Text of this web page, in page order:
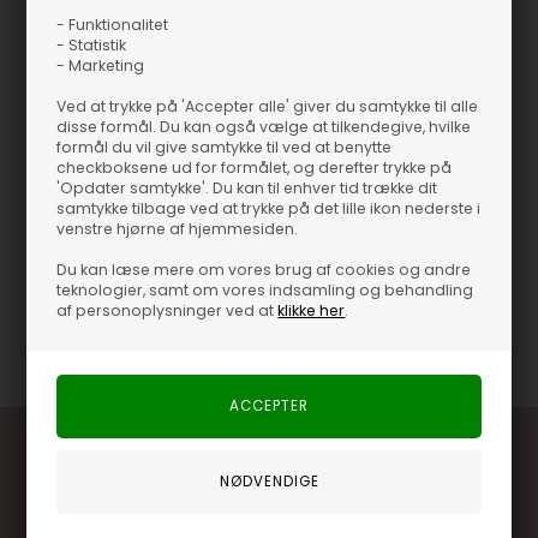
- Funktionalitet
- Statistik
- Marketing
Ved at trykke på 'Accepter alle' giver du samtykke til alle
disse formål. Du kan også vælge at tilkendegive, hvilke
formål du vil give samtykke til ved at benytte
checkboksene ud for formålet, og derefter trykke på
'Opdater samtykke'. Du kan til enhver tid trække dit
samtykke tilbage ved at trykke på det lille ikon nederste i
venstre hjørne af hjemmesiden.
Du kan læse mere om vores brug af cookies og andre
teknologier, samt om vores indsamling og behandling
af personoplysninger ved atklikke her.
Style den til kontoret med et par pæne bukser og loafers for et
skarpt look. Når det skal være mere casual, så brug den
sammen med jeans og sneakers. Den gør det let at skifte stil på
få minutter.
Du vil især elske den, fordi den er super alsidig og kan bruges til
både hverdag og lidt mere festlige planer. Det klassiske design
får et moderne løft, så du kan følge med i tiden uden at slippe
føles aktuelt og holder sæson efter sæson.